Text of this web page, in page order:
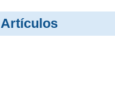
Artículos